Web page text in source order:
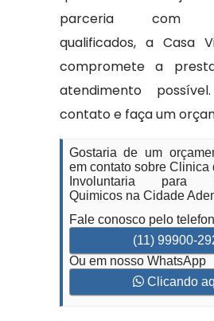
parceria com
qualificados, a Casa
compromete a
atendimento
contato e faça um
Gostaria de um
em contato sobre Clinica
Involuntaria para
Quimicos na Cidade
Fale conosco pelo
(11) 99900-
Ou em nosso WhatsApp
Clicando